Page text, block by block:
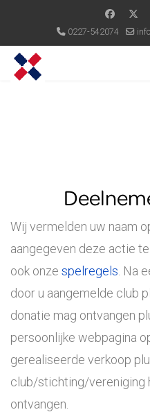
0227-542074
Wij vermelden uw naam
aangegeven deze actie
ook onze spelregels . Na
door u aangemelde club
donatie mag ontvangen
persoonlijke webpagina
gerealiseerde verkoop
club/stichting/vereniging
ontvangen.